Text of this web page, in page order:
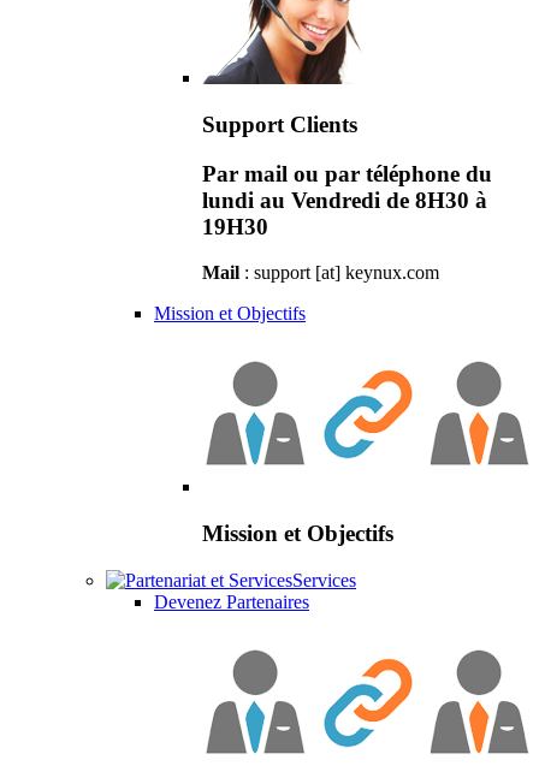
Support Clients
Par mail ou par téléphone du
lundi au Vendredi de 8H30 à
19H30
Mail : support [at] keynux.com
Mission et Objectifs
Mission et Objectifs
Services
Devenez Partenaires